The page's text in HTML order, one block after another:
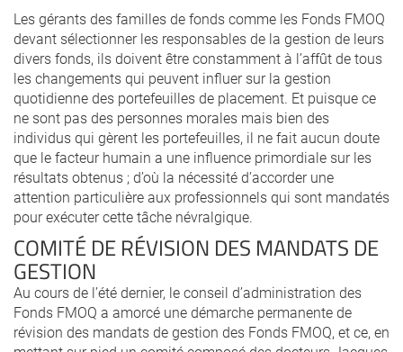
Les gérants des familles de fonds comme les Fonds FMOQ
devant sélectionner les responsables de la gestion de leurs
divers fonds, ils doivent être constamment à l’affût de tous
les changements qui peuvent influer sur la gestion
quotidienne des portefeuilles de placement. Et puisque ce
ne sont pas des personnes morales mais bien des
individus qui gèrent les portefeuilles, il ne fait aucun doute
que le facteur humain a une influence primordiale sur les
résultats obtenus ; d’où la nécessité d’accorder une
attention particulière aux professionnels qui sont mandatés
pour exécuter cette tâche névralgique.
COMITÉ DE RÉVISION DES MANDATS DE
GESTION
Au cours de l’été dernier, le conseil d’administration des
Fonds FMOQ a amorcé une démarche permanente de
révision des mandats de gestion des Fonds FMOQ, et ce, en